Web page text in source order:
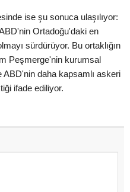
ise şu sonuca ulaşılıyor:
Ortadoğu'daki en
sürdürüyor. Bu ortaklığın
Peşmerge'nin kurumsal
ABD'nin daha kapsamlı askeri
ifade ediliyor.